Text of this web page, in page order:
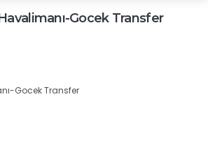
Gocek Transfer
Gocek Transfer